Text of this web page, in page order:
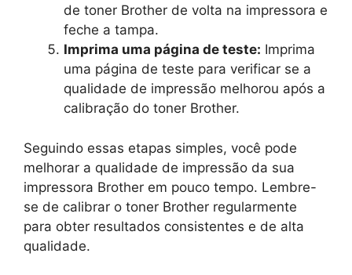
de toner Brother de volta na impressora e
feche a tampa.
Imprima uma página de teste: Imprima
uma página de teste para verificar se a
qualidade de impressão melhorou após a
calibração do toner Brother.
Seguindo essas etapas simples, você pode
melhorar a qualidade de impressão da sua
impressora Brother em pouco tempo. Lembre-
se de calibrar o toner Brother regularmente
para obter resultados consistentes e de alta
qualidade.